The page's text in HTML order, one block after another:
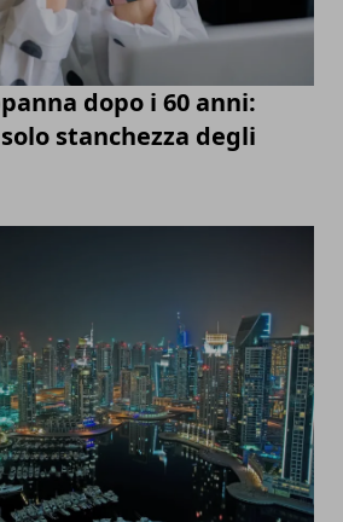
dopo i 60 anni:
stanchezza degli